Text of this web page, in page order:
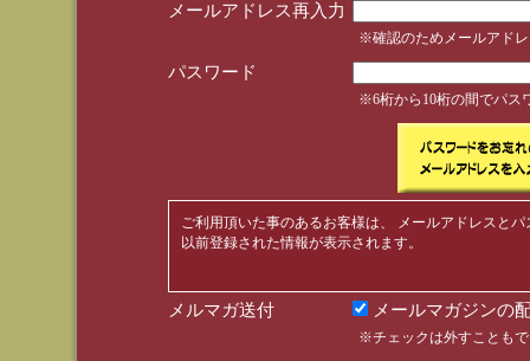
メールアドレス再入力
※確認のためメールアド
パスワード
※6桁から10桁の間でパス
ご利用頂いた事のあるお客様は、 メールアドレスと
以前登録された情報が表示されます。
メルマガ送付 メールマガジンの
※チェックは外すことも